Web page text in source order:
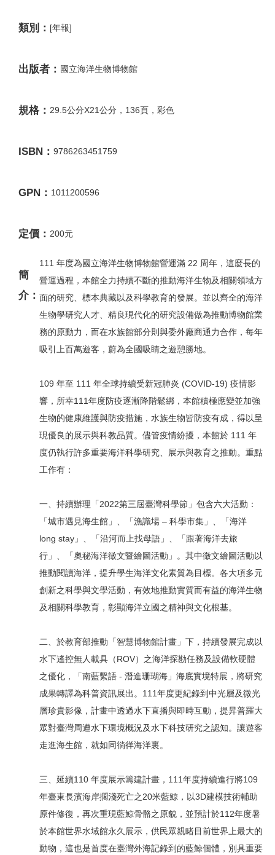
類別： [年報]
出版者： 國立海洋生物博物館
規格： 29.5公分X21公分，136頁，彩色
ISBN： 9786263451759
GPN： 1011200596
定價： 200元
簡
介：
111 年度為國立海洋生物博物館營運滿 22 周年，這麼長的
營運過程，本館全力持續不斷的推動海洋生物及相關領域方
面的研究、標本典藏以及科學教育的發展。並以齊全的海洋
生物學研究人才、精良現代化的研究設備做為推動博物館業
務的原動力，而在水族館部分則與委外廠商通力合作，每年
吸引上百萬遊客，蔚為全國吸睛之遊憩勝地。
109 年至 111 年全球持續受新冠肺炎 (COVID-19) 疫情影
響，所幸111年度防疫逐漸降階鬆綁，本館積極應變並加強
生物的健康維護與防疫措施，水族生物皆防疫有成，得以呈
現優良的展示與科教品質。儘管疫情紛擾，本館於 111 年
度仍執行許多重要海洋科學研究、展示與教育之推動。重點
工作有：
一、持續辦理「2022第三屆臺灣科學節」包含六大活動：
「城市遇見海生館」、「漁識場 – 科學市集」、「海洋
long stay」、「沿河而上找母語」、「跟著海洋去旅
行」、「奧秘海洋徵文暨繪圖活動」。其中徵文繪圖活動以
推動閱讀海洋，提升學生海洋文化素質為目標。各大項多元
創新之科學與文學活動，有效地推動實質而有益的海洋生物
及相關科學教育，彰顯海洋立國之精神與文化根基。
二、於教育部推動「智慧博物館計畫」下，持續發展完成以
水下遙控無人載具（ROV）之海洋探勘任務及設備軟硬體
之優化，「南藍繫語 - 潛進珊瑚海」海底實境特展，將研究
成果轉譯為科普資訊展出。111年度更紀錄到中光層及微光
層珍貴影像，計畫中透過水下直播與即時互動，提昇普羅大
眾對臺灣周遭水下環境概況及水下科技研究之認知。讓遊客
走進海生館，就如同徜徉海洋裏。
三、延續110 年度展示籌建計畫，111年度持續進行將109
年臺東長濱海岸擱淺死亡之20米藍鯨，以3D建模技術輔助
原件修復，再次重現藍鯨骨骼之原貌，並預計於112年度暑
於本館世界水域館永久展示，供民眾親睹目前世界上最大的
動物，這也是首度在臺灣外海記錄到的藍鯨個體，別具重要